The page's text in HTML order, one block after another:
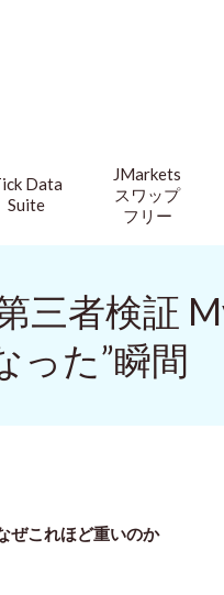
Data
Suite
JMarkets
スワップ
フリー
三者検証
った”瞬間
ぜこれほど重いのか